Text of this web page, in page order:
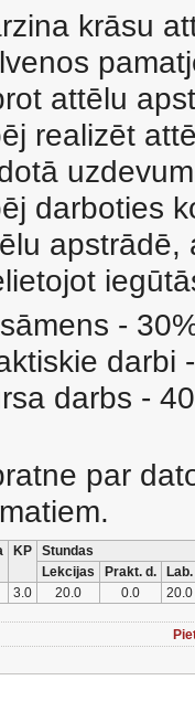
krāsu
attēlu
realizēt
darboties
apstrādē,
-
darbi
darbs -
par
KP
Stundas
Lekcijas
Prakt. d.
Lab.
3.0 20.0 0.0 20.0